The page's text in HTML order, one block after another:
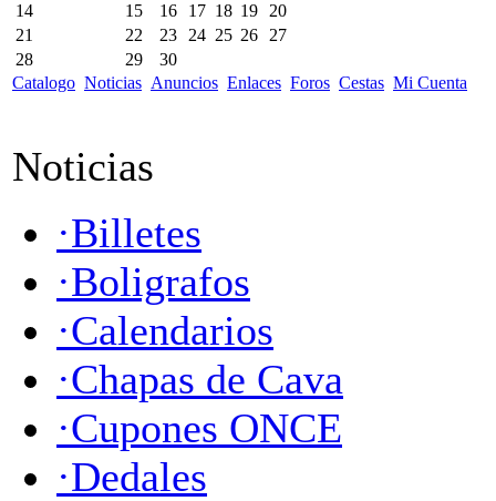
14
15 16 17 18 19
20
21
22 23 24 25 26
27
28
29
30
Catalogo Noticias Anuncios Enlaces Foros Cestas Mi Cuenta
Noticias
·Billetes
·Boligrafos
·Calendarios
·Chapas de Cava
·Cupones ONCE
·Dedales